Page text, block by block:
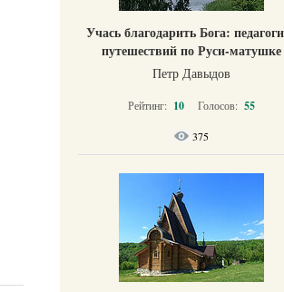
Учась благодарить Бога:
путешествий по Руси-матушке
Петр Давыдов
Рейтинг: 10 Голосов: 55
375